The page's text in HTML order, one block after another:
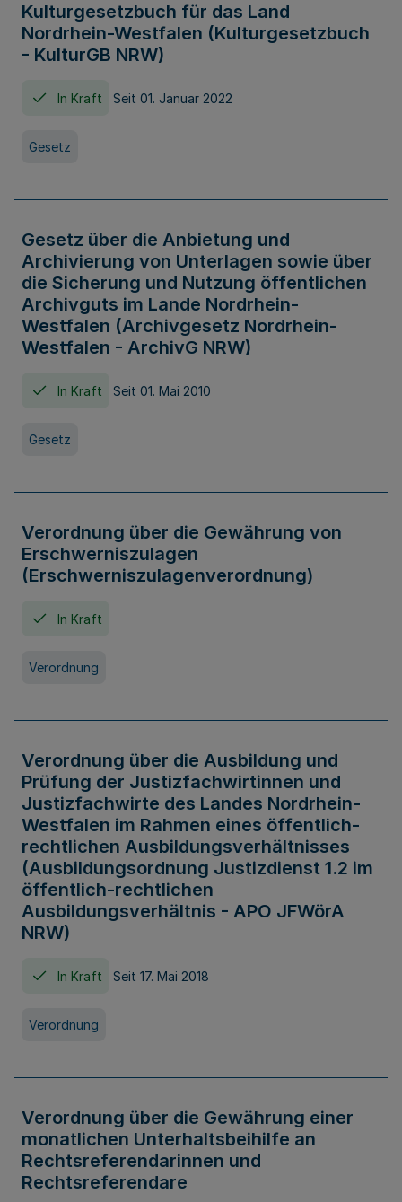
Kulturgesetzbuch für das Land
Nordrhein-Westfalen (Kulturgesetzbuch
- KulturGB NRW)
In Kraft Seit 01. Januar 2022
Gesetz
Gesetz über die Anbietung und
Archivierung von Unterlagen sowie über
die Sicherung und Nutzung öffentlichen
Archivguts im Lande Nordrhein-
Westfalen (Archivgesetz Nordrhein-
Westfalen - ArchivG NRW)
In Kraft Seit 01. Mai 2010
Gesetz
Verordnung über die Gewährung von
Erschwerniszulagen
(Erschwerniszulagenverordnung)
In Kraft
Verordnung
Verordnung über die Ausbildung und
Prüfung der Justizfachwirtinnen und
Justizfachwirte des Landes Nordrhein-
Westfalen im Rahmen eines öffentlich-
rechtlichen Ausbildungsverhältnisses
(Ausbildungsordnung Justizdienst 1.2 im
öffentlich-rechtlichen
Ausbildungsverhältnis - APO JFWörA
NRW)
In Kraft Seit 17. Mai 2018
Verordnung
Verordnung über die Gewährung einer
monatlichen Unterhaltsbeihilfe an
Rechtsreferendarinnen und
Rechtsreferendare